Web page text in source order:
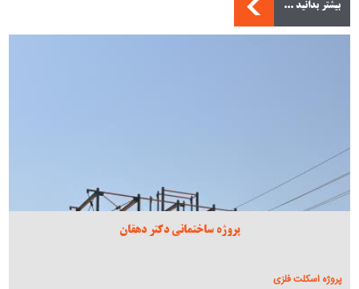
بیشتر بدانید ...
پروژه ساختمانی دکتر دهقان
پروژه اسکلت فلزی